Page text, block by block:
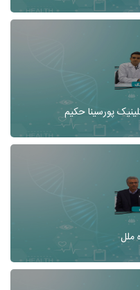
پورسینا حکیم
ملل